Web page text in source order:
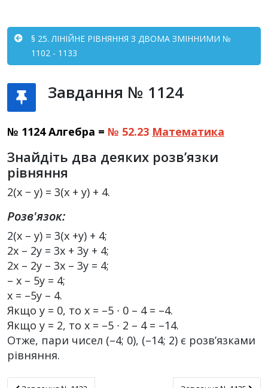
§ 25. ЛІНІЙНЕ РІВНЯННЯ З ДВОМА ЗМІННИМИ №
1102 - 1133
Завдання № 1124
№ 1124 Алгебра = № 52.23 Математика
Знайдіть два деяких розв’язки
рівняння
2(x − y) = 3(x + y) + 4.
Розв'язок:
2(х – у) = 3(х +у) + 4;
2х – 2у = 3х + 3у + 4;
2х – 2у – 3х – 3у = 4;
– х – 5у = 4;
х = –5y – 4.
Якщо у = 0, то х = –5 ∙ 0 – 4 = –4.
Якщо y = 2, то х = –5 ∙ 2 – 4 = –14.
Отже, пари чисел (–4; 0), (–14; 2) є розв’язками
рівняння.